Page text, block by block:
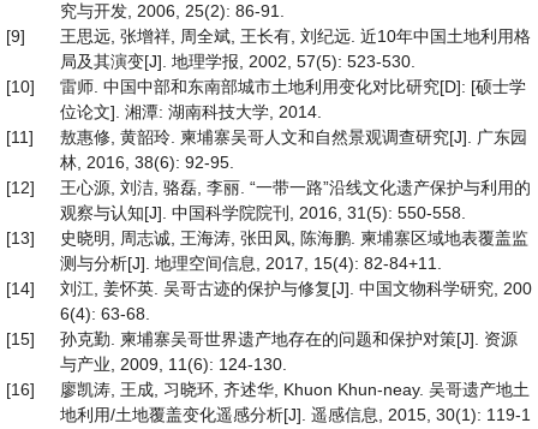
究与开发, 2006, 25(2): 86-91.
[9]
王思远, 张增祥, 周全斌, 王长有, 刘纪远. 近10年中国土地利用格
局及其演变[J]. 地理学报, 2002, 57(5): 523-530.
[10]
雷师. 中国中部和东南部城市土地利用变化对比研究[D]: [硕士学
位论文]. 湘潭: 湖南科技大学, 2014.
[11]
敖惠修, 黄韶玲. 柬埔寨吴哥人文和自然景观调查研究[J]. 广东园
林, 2016, 38(6): 92-95.
[12]
王心源, 刘洁, 骆磊, 李丽. “一带一路”沿线文化遗产保护与利用的
观察与认知[J]. 中国科学院院刊, 2016, 31(5): 550-558.
[13]
史晓明, 周志诚, 王海涛, 张田凤, 陈海鹏. 柬埔寨区域地表覆盖监
测与分析[J]. 地理空间信息, 2017, 15(4): 82-84+11.
[14]
刘江, 姜怀英. 吴哥古迹的保护与修复[J]. 中国文物科学研究, 200
6(4): 63-68.
[15]
孙克勤. 柬埔寨吴哥世界遗产地存在的问题和保护对策[J]. 资源
与产业, 2009, 11(6): 124-130.
[16]
廖凯涛, 王成, 习晓环, 齐述华, Khuon Khun-neay. 吴哥遗产地土
地利用/土地覆盖变化遥感分析[J]. 遥感信息, 2015, 30(1): 119-1